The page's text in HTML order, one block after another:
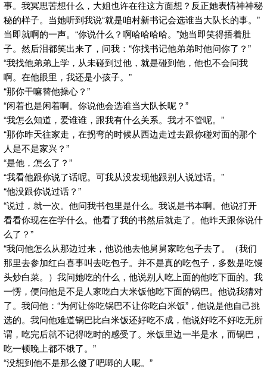
事。我冥思苦想什么，大姐也许在往这方面想？反正她表情神神秘
秘的样子。当她听到我说“就是咱村新书记会选谁当大队长的事。”
当即就啊的一声。“你说什么？啊哈哈哈哈。”她当即笑得捂着肚
子。然后泪都笑出来了，问我：“你找书记他弟弟时他问你了？”
“我找他弟弟上学，从未碰到过他，就是碰到他，他也不会问我
啊。在他眼里，我还是小孩子。”
“那你干嘛替他操心？”
“闲着也是闲着啊。你说他会选谁当大队长呢？”
“我怎么知道，爱谁谁，跟我有什么关系。我才不管呢。”
“那你昨天往家走，在拐弯的时候从西边走过去跟你碰对面的那个
人是不是家兴？”
“是他，怎么了？”
“我看他跟你说了话呢。可我从没发现他跟别人说过话。”
“他没跟你说过话？”
“说过，就一次。他问我书包里是什么。我说是书本啊。他说打开
看看你现在在学什么。他看了我的书然后就走了。他昨天跟你说什
么了？”
“我问他怎么从那边过来，他说他去他舅舅家吃包子去了。（我们
那里去参加红白喜事叫去吃包子。并不是真的吃包子，多数是吃馒
头炒白菜。）我问她吃的什么，他说别人吃上面的他吃下面的。我
一愣，便问他是不是人家吃白大米饭他吃下面的锅巴。他说我猜对
了。我问他：“为何让你吃锅巴不让你吃白米饭”，他说是他自己挑
选的。我问他难道锅巴比白米饭还好吃不成，他说好吃不好吃无所
谓，吃完后就不记得吃时的感受了。米饭里边一半是水，而锅巴，
吃一顿晚上都不饿了。”
“没想到他不是那么傻了吧唧的人呢。”